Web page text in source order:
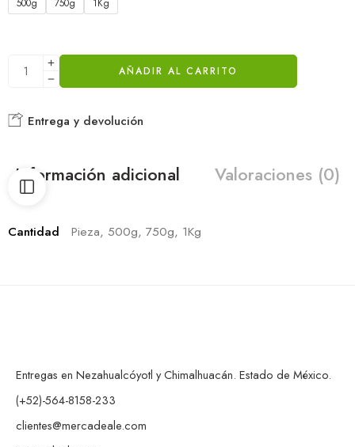
500g 750g 1Kg
AÑADIR AL CARRITO
Entrega y devolución
Información adicional Valoraciones (0)
Cantidad Pieza, 500g, 750g, 1Kg
Entregas en Nezahualcóyotl y Chimalhuacán. Estado de México.
(+52)-564-8158-233
clientes@mercadeale.com